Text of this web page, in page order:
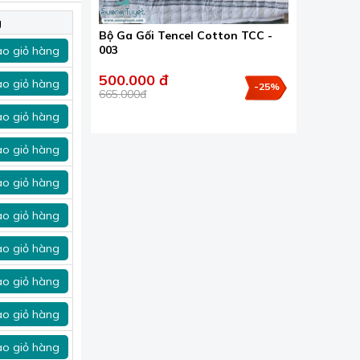
giúp
giỏ hàng
giỏ hàng
giỏ hàng
giỏ hàng
giỏ hàng
giỏ hàng
giỏ hàng
giỏ hàng
giỏ hàng
giỏ hàng
Bộ Ga Gối Tencel Cotton TCC -
003
500.000 đ
665.000đ
-25%